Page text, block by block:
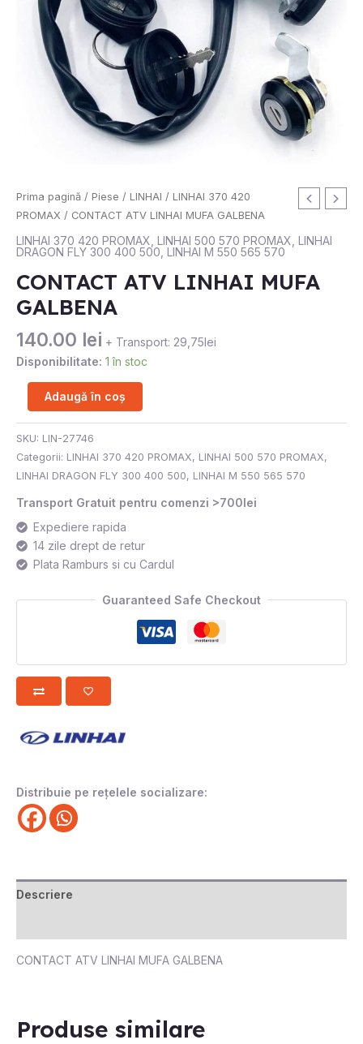
Prima pagină / Piese / LINHAI / LINHAI 370 420
PROMAX / CONTACT ATV LINHAI MUFA GALBENA
LINHAI 370 420 PROMAX LINHAI 500 570 PROMAX LINHAI
DRAGON FLY 300 400 500 LINHAI M 550 565 570
CONTACT ATV LINHAI MUFA
GALBENA
140.00 lei + Transport: 29,75lei
Disponibilitate: 1 în stoc
Cantitate
CONTACT
ATV
LINHAI
GALBENA
Adaugă în coș
SKU: LIN-27746
Categorii: LINHAI 370 420 PROMAX, LINHAI 500 570 PROMAX,
LINHAI DRAGON FLY 300 400 500, LINHAI M 550 565 570
Transport Gratuit pentru comenzi >700lei
Expediere rapida
14 zile drept de retur
Plata Ramburs si cu Cardul
Guaranteed Safe Checkout
Distribuie pe rețelele socializare:
Descriere
CONTACT ATV LINHAI MUFA GALBENA
Produse similare